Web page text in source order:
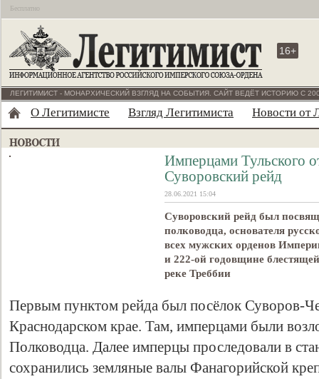
Бесплатно
16+
ЛЕГИТИМИСТ - МОНАРХИЧЕСКИЙ ВЗГЛЯД НА СОБЫТИЯ. САЙТ ВЕДЁТ ИСТОРИЮ С
О Легитимисте Взгляд Легитимиста Новости от
Имперцами Тульского
Суворовский рейд
28.06.2021 15:04
Суворовский рейд был
полководца, основателя
всех мужских орденов
и 222-ой годовщине
реке Треббии
Первым пунктом рейда был посёлок Суворов-
Краснодарском крае. Там, имперцами были
Полководца. Далее имперцы проследовали в
сохранились земляные валы Фанагорийской